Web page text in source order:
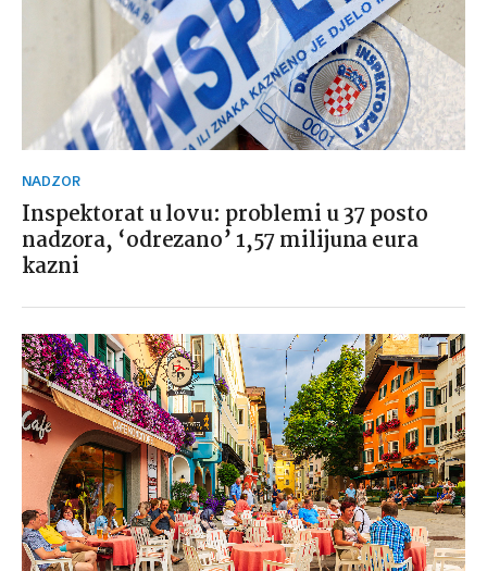
NADZOR
Inspektorat u lovu: problemi u 37 posto
nadzora, ‘odrezano’ 1,57 milijuna eura
kazni